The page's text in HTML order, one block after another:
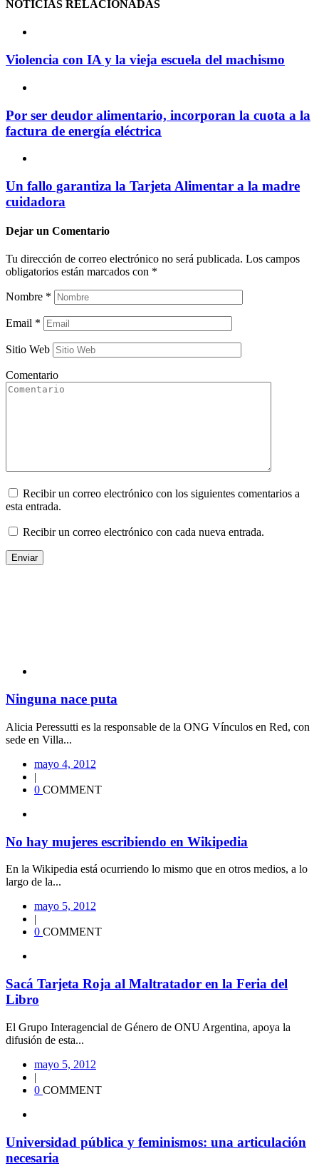
NOTICIAS RELACIONADAS
Violencia con IA y la vieja escuela del machismo
Por ser deudor alimentario, incorporan la cuota a la
factura de energía eléctrica
Un fallo garantiza la Tarjeta Alimentar a la madre
cuidadora
Dejar un Comentario
Tu dirección de correo electrónico no será publicada. Los campos
obligatorios están marcados con *
Nombre *
Email *
Sitio Web
Comentario
Recibir un correo electrónico con los siguientes comentarios a
esta entrada.
Recibir un correo electrónico con cada nueva entrada.
Ninguna nace puta
Alicia Peressutti es la responsable de la ONG Vínculos en Red, con
sede en Villa...
mayo 4, 2012
|
0 COMMENT
No hay mujeres escribiendo en Wikipedia
En la Wikipedia está ocurriendo lo mismo que en otros medios, a lo
largo de la...
mayo 5, 2012
|
0 COMMENT
Sacá Tarjeta Roja al Maltratador en la Feria del
Libro
El Grupo Interagencial de Género de ONU Argentina, apoya la
difusión de esta...
mayo 5, 2012
|
0 COMMENT
Universidad pública y feminismos: una articulación
necesaria